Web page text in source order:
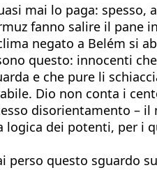
mai lo paga:
fanno salire il pane
negato a Belém si
questo: innocenti
e che pure li
Dio non conta i
disorientamento –
logica dei potenti, per
questo sguardo